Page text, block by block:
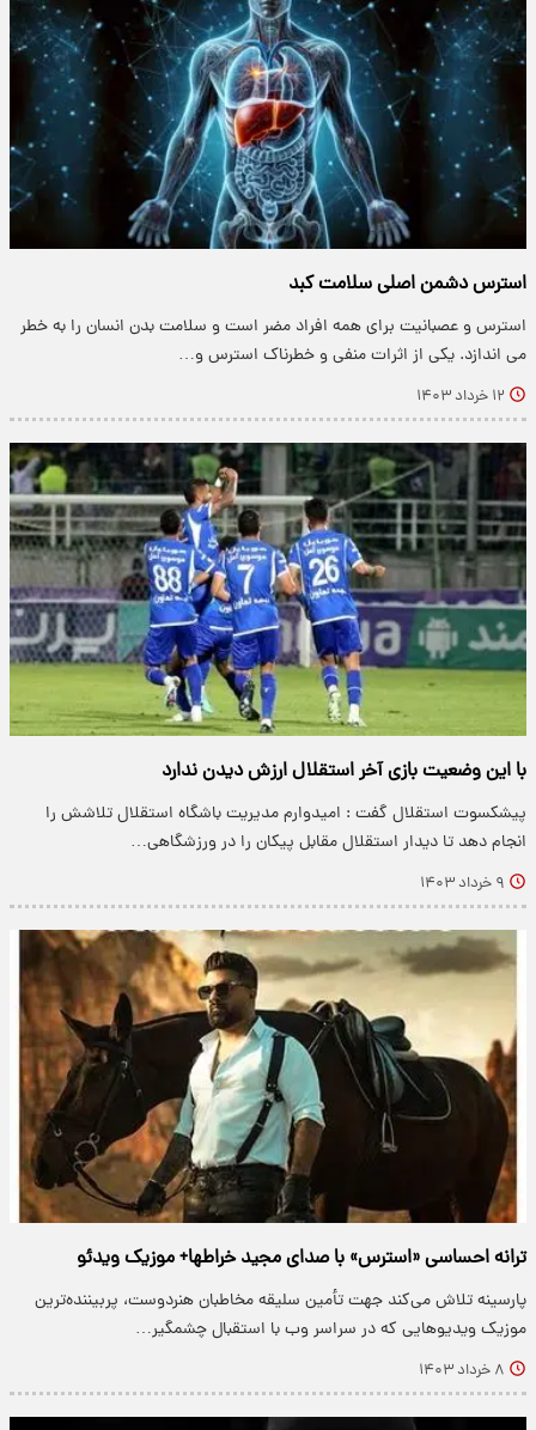
استرس دشمن اصلی سلامت کبد
استرس و عصبانیت برای همه افراد مضر است و سلامت بدن انسان را به خطر
می اندازد. یکی از اثرات منفی و خطرناک استرس و…
۱۲ خرداد ۱۴۰۳
با این وضعیت بازی آخر استقلال ارزش دیدن ندارد
پیشکسوت استقلال گفت : امیدوارم مدیریت باشگاه استقلال تلاشش را
انجام دهد تا دیدار استقلال مقابل پیکان را در ورزشگاهی…
۹ خرداد ۱۴۰۳
ترانه احساسی «استرس» با صدای مجید خراطها+ موزیک ویدئو
پارسینه تلاش می‌کند جهت تأمین سلیقه مخاطبان هنردوست، پربیننده‌ترین
موزیک ویدیو‌هایی که در سراسر وب با استقبال چشمگیر…
۸ خرداد ۱۴۰۳